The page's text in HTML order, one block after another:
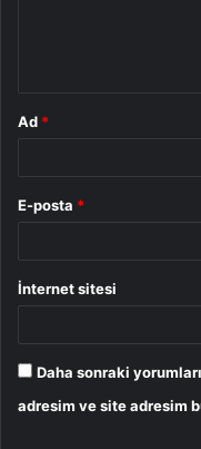
Ad *
E-posta *
İnternet sitesi
Daha sonraki
adresim ve site adresim